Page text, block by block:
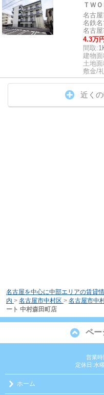
ＴＷ
名古
名鉄
名古
4.3万円
間取:
建物
土地
敷金/
近く
名古屋を中心に中部エリアの賃貸
内 > 名古屋市中村区 > 名古屋市中
ート 中村森田町店
ペー
営業時
定休日:水
ホーム